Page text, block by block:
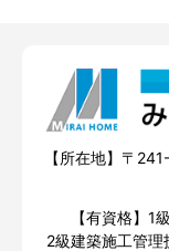
【所在地】〒
【有資格】1
2級建築施工管